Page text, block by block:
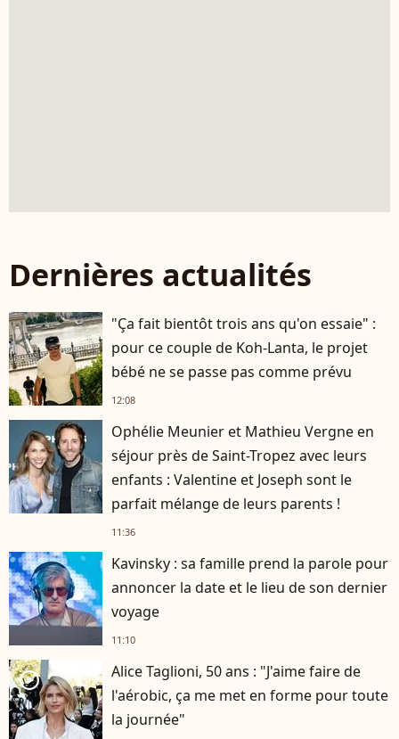
Dernières actualités
"Ça fait bientôt trois ans qu'on essaie" :
pour ce couple de Koh-Lanta, le projet
bébé ne se passe pas comme prévu
12:08
Ophélie Meunier et Mathieu Vergne en
séjour près de Saint-Tropez avec leurs
enfants : Valentine et Joseph sont le
parfait mélange de leurs parents !
11:36
Kavinsky : sa famille prend la parole pour
annoncer la date et le lieu de son dernier
voyage
11:10
player2
Alice Taglioni, 50 ans : "J'aime faire de
l'aérobic, ça me met en forme pour toute
la journée"